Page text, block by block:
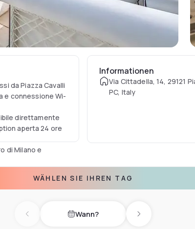
da Piazza Cavalli
e connessione Wi-
direttamente
aperta 24 ore
di Milano e
Informationen
Via Cittadella, 14, 29121
PC, Italy
WÄHLEN SIE IHREN TAG
Previous day Wann? Next day